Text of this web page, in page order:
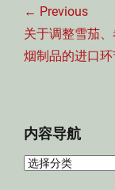
章
导
航
← Previous
Previous
post:
关于调整雪茄
烟制品的进口
内容导航
内